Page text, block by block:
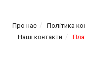
Про нас Політика
Наші контакти